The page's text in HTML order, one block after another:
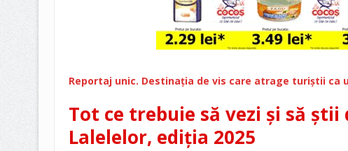
Reportaj unic. Destinația de vis care atrage turiștii ca
Tot ce trebuie să vezi și să știi
Lalelelor, ediția 2025